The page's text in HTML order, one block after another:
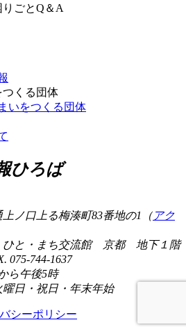
ごとQ＆A
くる団体
いをつくる団体
ノ口上る梅湊町83番地の1（ アク
ひと・まち交流館 京都 地下１階
075-744-1637
ら午後5時
日・祝日・年末年始
シーポリシー